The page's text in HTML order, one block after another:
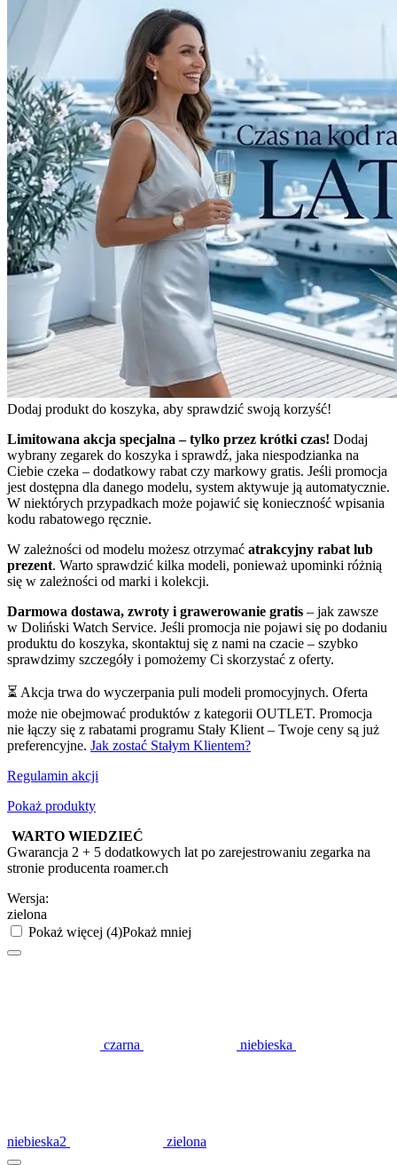
Dodaj produkt do koszyka, aby sprawdzić swoją korzyść!
Limitowana akcja specjalna – tylko przez krótki czas! Dodaj
wybrany zegarek do koszyka i sprawdź, jaka niespodzianka na
Ciebie czeka – dodatkowy rabat czy markowy gratis. Jeśli promocja
jest dostępna dla danego modelu, system aktywuje ją automatycznie.
W niektórych przypadkach może pojawić się konieczność wpisania
kodu rabatowego ręcznie.
W zależności od modelu możesz otrzymać atrakcyjny rabat lub
prezent. Warto sprawdzić kilka modeli, ponieważ upominki różnią
się w zależności od marki i kolekcji.
Darmowa dostawa, zwroty i grawerowanie gratis – jak zawsze
w Doliński Watch Service. Jeśli promocja nie pojawi się po dodaniu
produktu do koszyka, skontaktuj się z nami na czacie – szybko
sprawdzimy szczegóły i pomożemy Ci skorzystać z oferty.
⏳ Akcja trwa do wyczerpania puli modeli promocyjnych. Oferta
może nie obejmować produktów z kategorii OUTLET. Promocja
nie łączy się z rabatami programu Stały Klient – Twoje ceny są już
preferencyjne. Jak zostać Stałym Klientem?
Regulamin akcji
Pokaż produkty
WARTO WIEDZIEĆ
Gwarancja 2 + 5 dodatkowych lat po zarejestrowaniu zegarka na
stronie producenta roamer.ch
Wersja:
zielona
Pokaż więcej (4)Pokaż mniej
czarna niebieska
niebieska2 zielona